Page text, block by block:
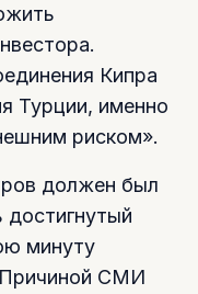
Кипра
Турции, именно
риском».
должен был
достигнутый
минуту
Причиной СМИ